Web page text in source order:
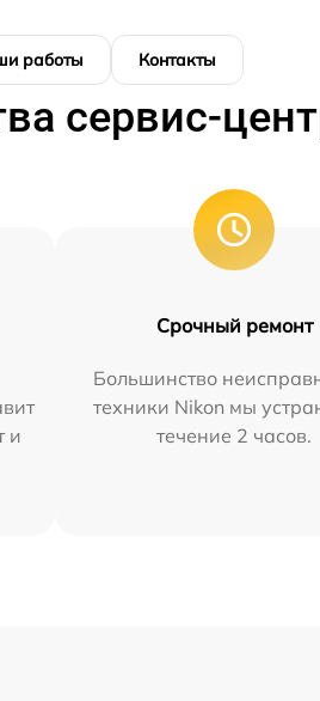
работы Контакты
сервис-
и
Срочный ремонт
Большинство
техники Nikon мы
течение 2 часов.